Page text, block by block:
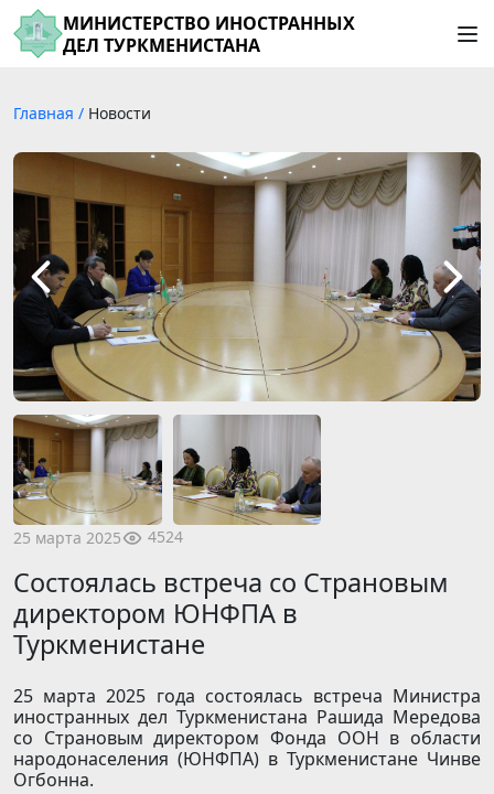
МИНИСТЕРСТВО ИНОСТРАННЫХ
ДЕЛ ТУРКМЕНИСТАНА
Главная / Новости
25 марта 2025 4524
Состоялась встреча со Страновым
директором ЮНФПА в
Туркменистане
25 марта 2025 года состоялась встреча Министра
иностранных дел Туркменистана Рашида Мередова
со Страновым директором Фонда ООН в области
народонаселения (ЮНФПА) в Туркменистане Чинве
Огбонна.